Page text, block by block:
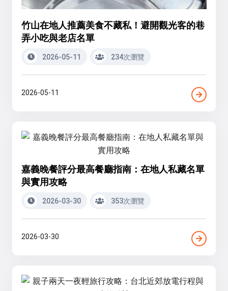
竹山在地人推薦美食不藏私！避開觀光客的巷
弄小吃與老店名單
2026-05-11 234次瀏覽
2026-05-11
嘉義晚餐評分最高餐廳指南：在地人私藏名單
與實用攻略
2026-03-30 353次瀏覽
2026-03-30